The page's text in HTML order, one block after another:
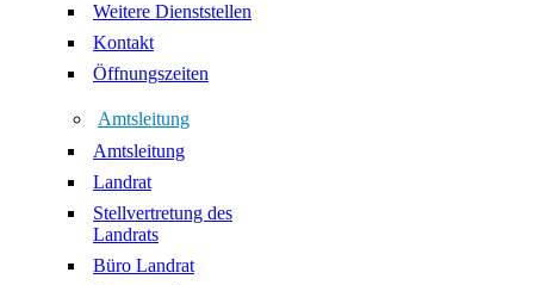
Weitere Dienststellen
Kontakt
Öffnungszeiten
Amtsleitung
Amtsleitung
Landrat
Stellvertretung des
Landrats
Büro Landrat